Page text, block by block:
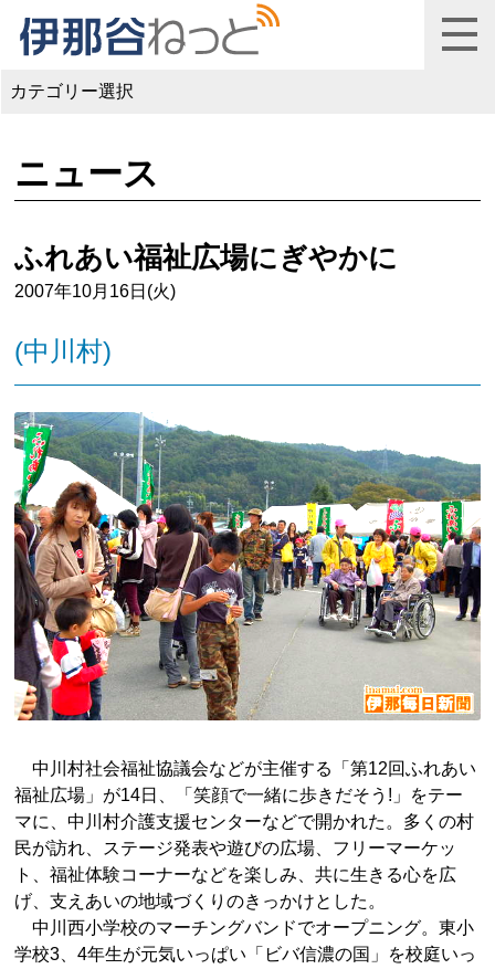
カテゴリー選択
ニュース
ふれあい福祉広場にぎやかに
2007年10月16日(火)
(中川村)
中川村社会福祉協議会などが主催する「第12回ふれあい
福祉広場」が14日、「笑顔で一緒に歩きだそう!」をテー
マに、中川村介護支援センターなどで開かれた。多くの村
民が訪れ、ステージ発表や遊びの広場、フリーマーケッ
ト、福祉体験コーナーなどを楽しみ、共に生きる心を広
げ、支えあいの地域づくりのきっかけとした。
中川西小学校のマーチングバンドでオープニング。東小
学校3、4年生が元気いっぱい「ビバ信濃の国」を校庭いっ